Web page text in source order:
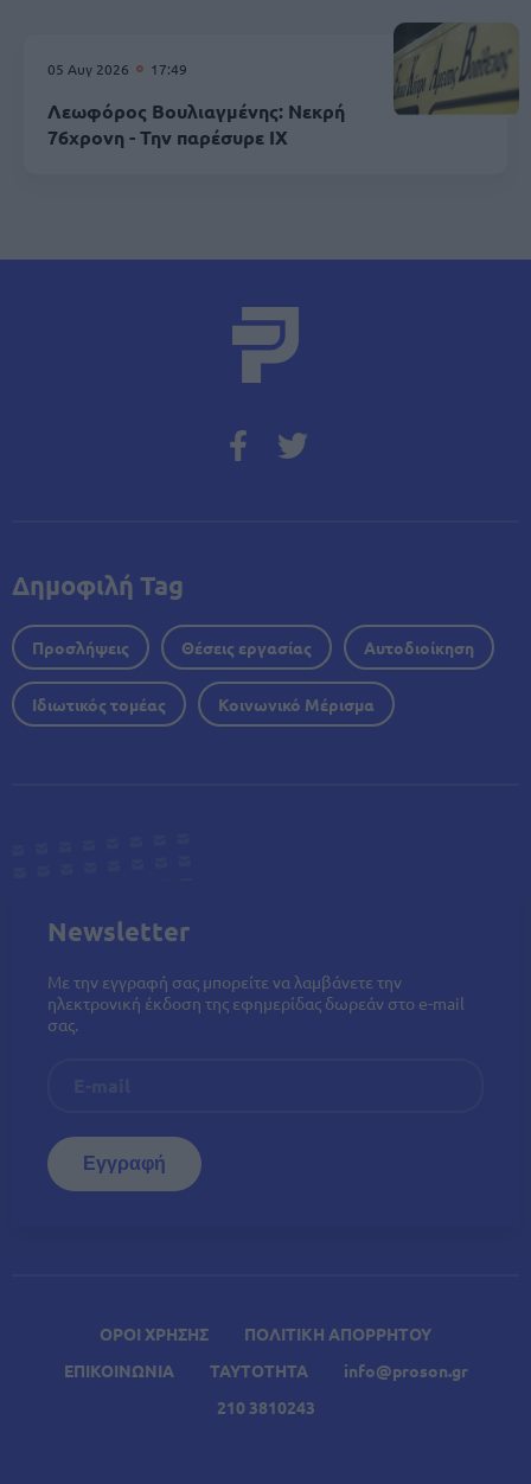
05 Αυγ 2026 17:49
Λεωφόρος Βουλιαγμένης: Νεκρή
76χρονη - Την παρέσυρε ΙΧ
ΟΡΟΙ ΧΡΗΣΗΣ
ΠΟΛΙΤΙΚΗ ΑΠΟΡΡΗΤΟΥ
ΕΠΙΚΟΙΝΩΝΙΑ
ΤΑΥΤΟΤΗΤΑ
info@proson.gr
210 3810243
Δημοφιλή Tag
Προσλήψεις Θέσεις εργασίας Αυτοδιοίκηση
Ιδιωτικός τομέας Κοινωνικό Μέρισμα
Newsletter
Με την εγγραφή σας μπορείτε να λαμβάνετε την
ηλεκτρονική έκδοση της εφημερίδας δωρεάν στο e-mail
σας.